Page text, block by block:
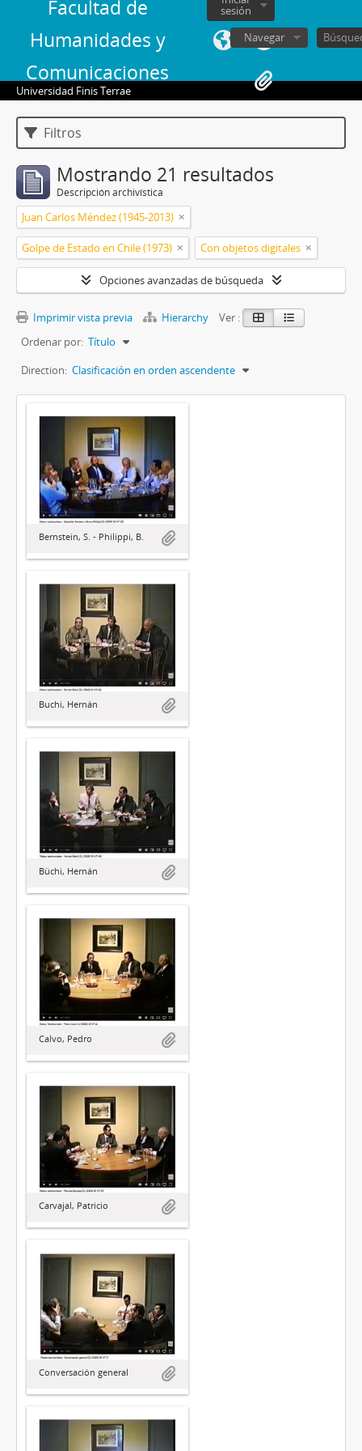
Facultad de
Humanidades y
Comunicaciones
sesión
Navegar
Universidad Finis Terrae
Filtros
Mostrando 21 resultados
Descripción archivística
Juan Carlos Méndez (1945-2013)
Golpe de Estado en Chile (1973) Con objetos digitales
Opciones avanzadas de búsqueda
Imprimir vista previa Hierarchy
Ver :
Ordenar por: Título
Direction: Clasificación en orden ascendente
Bernstein, S. - Philippi, B.
Buchi, Hernán
Büchi, Hernán
Calvo, Pedro
Carvajal, Patricio
Conversación general